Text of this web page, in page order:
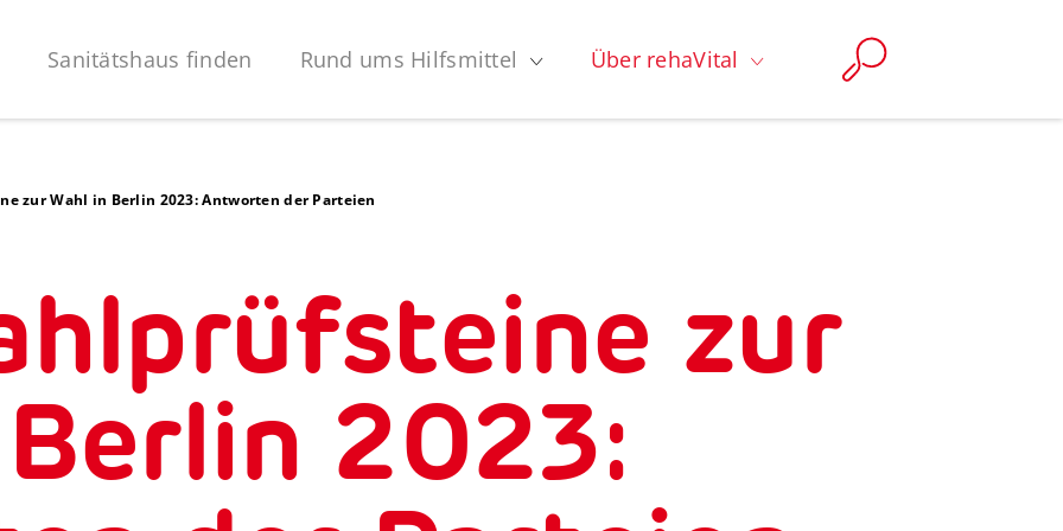
Sanitätshaus finden Rund ums Hilfsmittel Über rehaVital
zur Wahl in Berlin 2023: Antworten der Parteien
zur
2023: